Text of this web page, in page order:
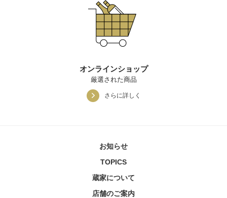
オンラインショップ
厳選された商品
さらに詳しく
お知らせ
TOPICS
蔵家について
店舗のご案内